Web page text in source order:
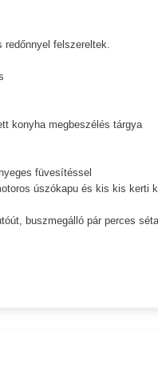
felszereltek.
konyha megbeszélés tárgya
füvesítéssel
úszókapu és kis kis kerti
buszmegálló pár perces